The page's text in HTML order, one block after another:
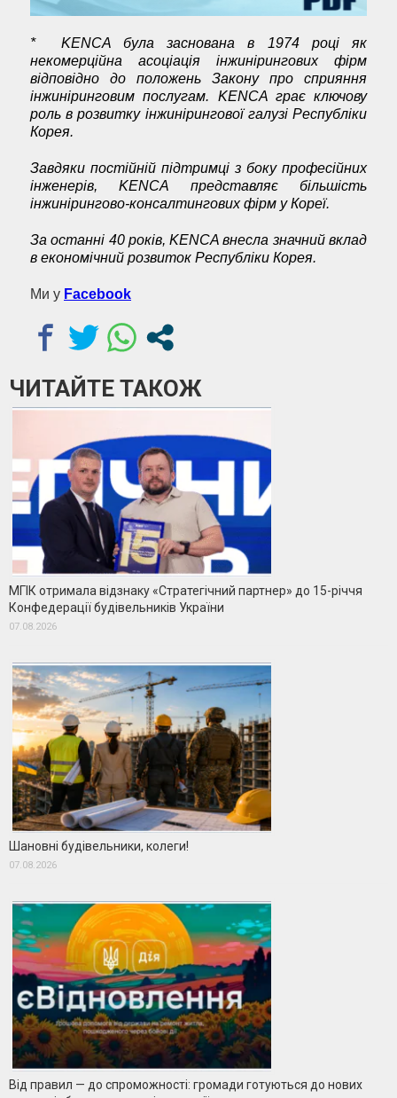
* KENCAбула заснована в 1974 році як
некомерційна асоціація інжинірингових фірм
відповідно до положень Закону про сприяння
інжиніринговим послугам.
KENCA грає ключову
роль в розвитку інжинірингової галузі Республіки
Корея.
Завдяки постійній підтримці з боку професійних
інженерів,KENCA представляє більшість
інжинірингово-консалтингових фірм у Кореї.
За останні 40 років, KENCA внесла значний вклад
в економічний розвиток Республіки Корея.
Ми у Facebook
ЧИТАЙТЕ ТАКОЖ
МГІК отримала відзнаку «Стратегічний партнер» до 15-річчя
Конфедерації будівельників України
07.08.2026
Шановні будівельники, колеги!
07.08.2026
Від правил — до спроможності: громади готуються до нових